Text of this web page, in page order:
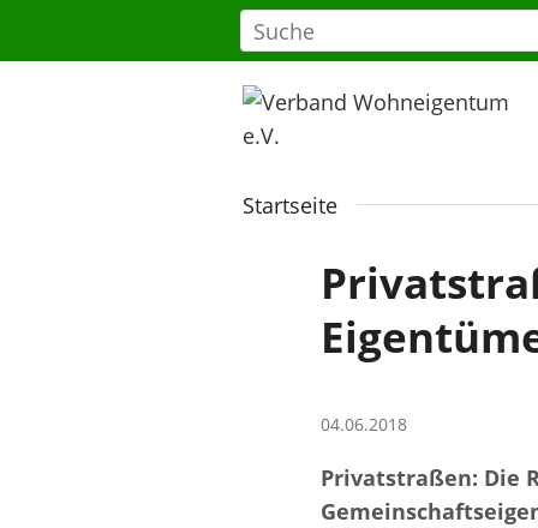
Startseite
04.06.2018
Privatstraßen: Die